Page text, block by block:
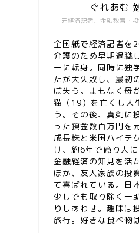
元経済記者、金融教育・
ぐれあむ
全国紙で経済記者を
介護のため早期退職
ーに転身。同時に独
たが大失敗し、最初
ぼ失う。まもなく母
猫（19）を亡くし人
う。その後、真剣に
った預金数百万円を
成長株と米国ハイテ
け、約6年で億り人
金融経済の知見を活
ほか、友人家族の投
て喜ばれている。日
少しでも取り除く一
りしあわせ。趣味は
旅行。好きな食べ物